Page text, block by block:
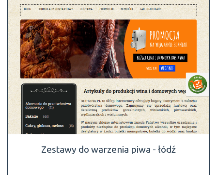
Zestawy do warzenia piwa - łódź